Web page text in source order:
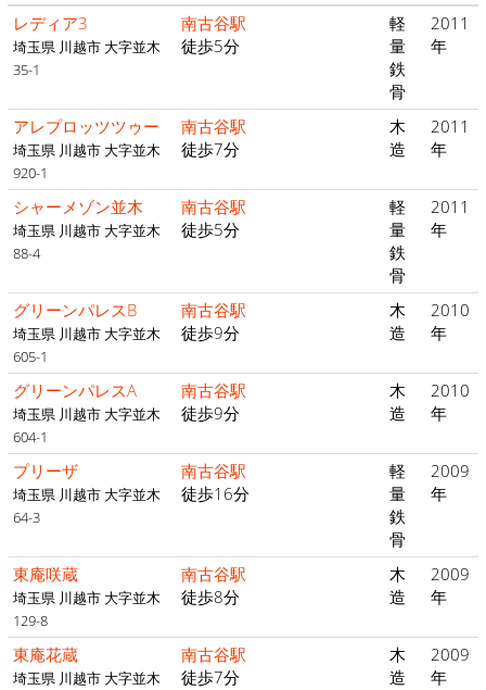
レディア3
埼玉県 川越市 大字並木
35-1
南古谷駅
徒歩5分
軽
量
鉄
骨
2011
年
アレプロッツツゥー
埼玉県 川越市 大字並木
920-1
南古谷駅
徒歩7分
木
造
2011
年
シャーメゾン並木
埼玉県 川越市 大字並木
88-4
南古谷駅
徒歩5分
軽
量
鉄
骨
2011
年
グリーンパレスB
埼玉県 川越市 大字並木
605-1
南古谷駅
徒歩9分
木
造
2010
年
グリーンパレスA
埼玉県 川越市 大字並木
604-1
南古谷駅
徒歩9分
木
造
2010
年
プリーザ
埼玉県 川越市 大字並木
64-3
南古谷駅
徒歩16分
軽
量
鉄
骨
2009
年
東庵咲蔵
埼玉県 川越市 大字並木
129-8
南古谷駅
徒歩8分
木
造
2009
年
東庵花蔵
埼玉県 川越市 大字並木
南古谷駅
徒歩7分
木
造
2009
年